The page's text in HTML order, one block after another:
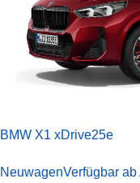
BMW X1 xDrive25e
NeuwagenVerfügbar ab